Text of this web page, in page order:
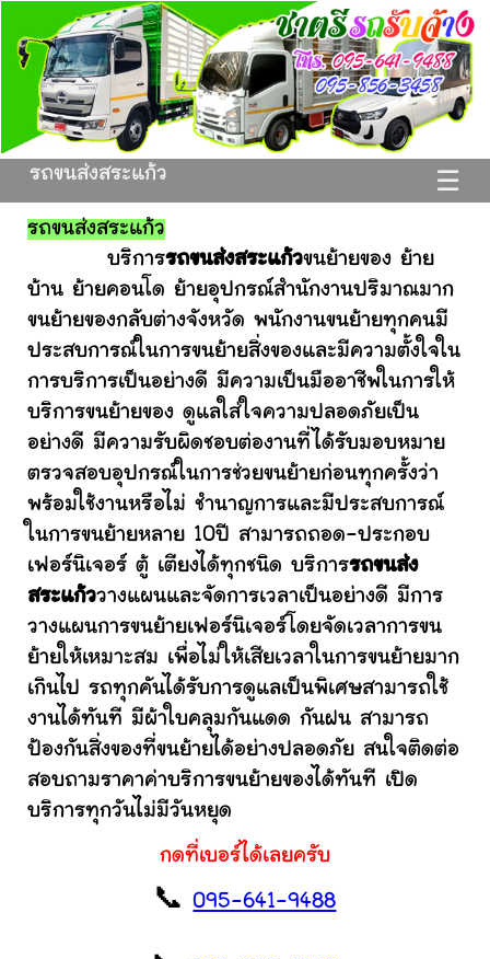
☰
รถขนส่งสระแก้ว
รถขนส่งสระแก้ว
บริการรถขนส่งสระแก้วขนย้ายของ ย้าย
บ้าน ย้ายคอนโด ย้ายอุปกรณ์สำนักงานปริมาณมาก
ขนย้ายของกลับต่างจังหวัด พนักงานขนย้ายทุกคนมี
ประสบการณ์ในการขนย้ายสิ่งของและมีความตั้งใจใน
การบริการเป็นอย่างดี มีความเป็นมืออาชีพในการให้
บริการขนย้ายของ ดูแลใส่ใจความปลอดภัยเป็น
อย่างดี มีความรับผิดชอบต่องานที่ได้รับมอบหมาย
ตรวจสอบอุปกรณ์ในการช่วยขนย้ายก่อนทุกครั้งว่า
พร้อมใช้งานหรือไม่ ชำนาญการและมีประสบการณ์
ในการขนย้ายหลาย 10ปี สามารถถอด-ประกอบ
เฟอร์นิเจอร์ ตู้ เตียงได้ทุกชนิด บริการรถขนส่ง
สระแก้ววางแผนและจัดการเวลาเป็นอย่างดี มีการ
วางแผนการขนย้ายเฟอร์นิเจอร์โดยจัดเวลาการขน
ย้ายให้เหมาะสม เพื่อไม่ให้เสียเวลาในการขนย้ายมาก
เกินไป รถทุกคันได้รับการดูแลเป็นพิเศษสามารถใช้
งานได้ทันที มีผ้าใบคลุมกันแดด กันฝน สามารถ
ป้องกันสิ่งของที่ขนย้ายได้อย่างปลอดภัย สนใจติดต่อ
สอบถามราคาค่าบริการขนย้ายของได้ทันที เปิด
บริการทุกวันไม่มีวันหยุด
กดที่เบอร์ได้เลยครับ
📞095-641-9488